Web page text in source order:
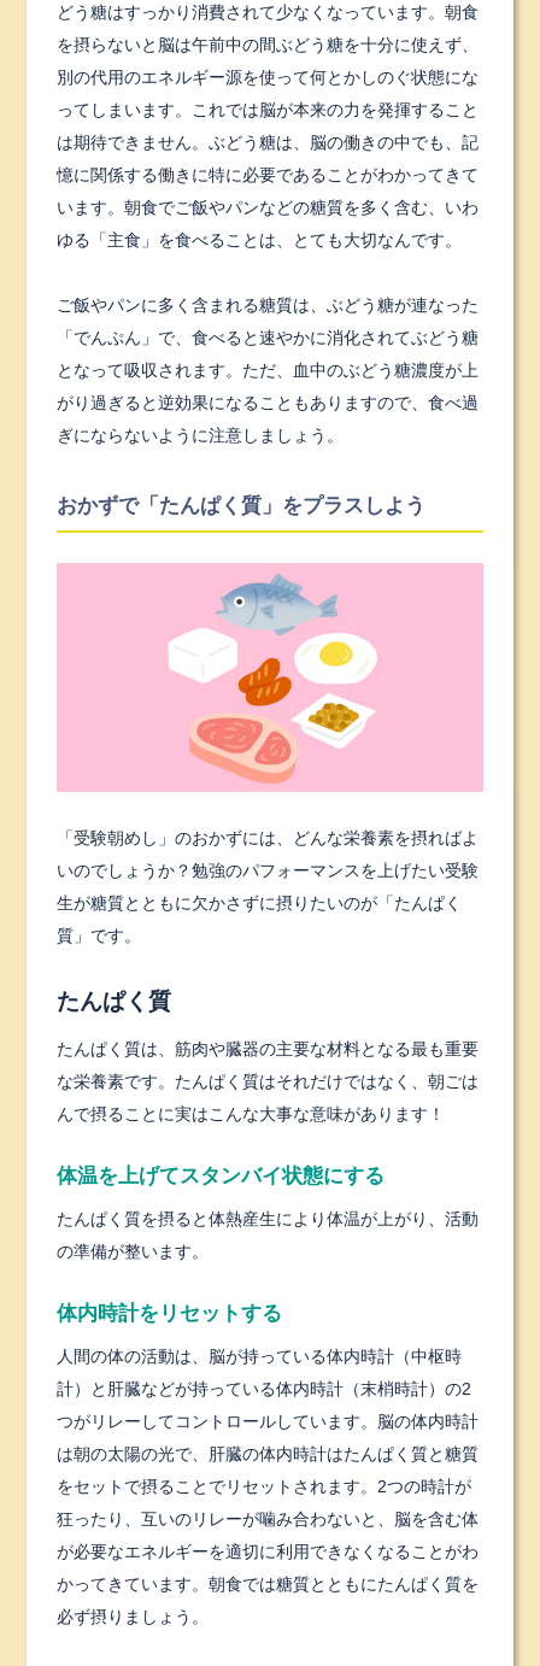
どう糖はすっかり消費されて少なくなっています。朝食
を摂らないと脳は午前中の間ぶどう糖を十分に使えず、
別の代用のエネルギー源を使って何とかしのぐ状態にな
ってしまいます。これでは脳が本来の力を発揮すること
は期待できません。ぶどう糖は、脳の働きの中でも、記
憶に関係する働きに特に必要であることがわかってきて
います。朝食でご飯やパンなどの糖質を多く含む、いわ
ゆる「主食」を食べることは、とても大切なんです。
ご飯やパンに多く含まれる糖質は、ぶどう糖が連なった
「でんぷん」で、食べると速やかに消化されてぶどう糖
となって吸収されます。ただ、血中のぶどう糖濃度が上
がり過ぎると逆効果になることもありますので、食べ過
ぎにならないように注意しましょう。
おかずで「たんぱく質」をプラスしよう
「受験朝めし」のおかずには、どんな栄養素を摂ればよ
いのでしょうか？勉強のパフォーマンスを上げたい受験
生が糖質とともに欠かさずに摂りたいのが「たんぱく
質」です。
たんぱく質
たんぱく質は、筋肉や臓器の主要な材料となる最も重要
な栄養素です。たんぱく質はそれだけではなく、朝ごは
んで摂ることに実はこんな大事な意味があります！
体温を上げてスタンバイ状態にする
たんぱく質を摂ると体熱産生により体温が上がり、活動
の準備が整います。
体内時計をリセットする
人間の体の活動は、脳が持っている体内時計（中枢時
計）と肝臓などが持っている体内時計（末梢時計）の2
つがリレーしてコントロールしています。脳の体内時計
は朝の太陽の光で、肝臓の体内時計はたんぱく質と糖質
をセットで摂ることでリセットされます。2つの時計が
狂ったり、互いのリレーが噛み合わないと、脳を含む体
が必要なエネルギーを適切に利用できなくなることがわ
かってきています。朝食では糖質とともにたんぱく質を
必ず摂りましょう。